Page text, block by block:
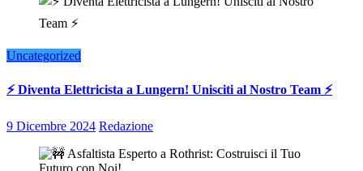
Uncategorized
⚡ Diventa Elettricista a Lungern! Unisciti al Nostro Team ⚡
9 Dicembre 2024 Redazione